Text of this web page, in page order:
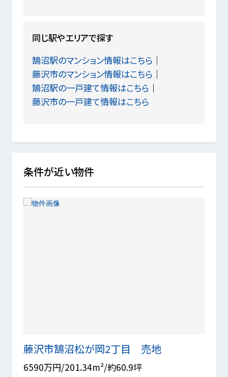
同じ駅やエリアで探す
鵠沼駅のマンション情報はこちら
藤沢市のマンション情報はこちら
鵠沼駅の一戸建て情報はこちら
藤沢市の一戸建て情報はこちら
条件が近い物件
藤沢市鵠沼松が岡2丁目 売地
6590万円/201.34m²/約60.9坪